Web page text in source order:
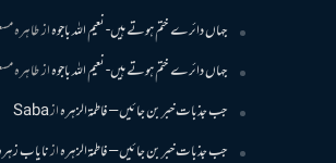
جہاں دائرے ختم ہوتے ہیں- نعیم اللہ باجوہازطاہرہ
جہاں دائرے ختم ہوتے ہیں- نعیم اللہ باجوہازطاہرہ
جب جذبات خبر بن جائیں – فاطمۃالزہرہازSaba
جب جذبات خبر بن جائیں – فاطمۃالزہرہازنایاب